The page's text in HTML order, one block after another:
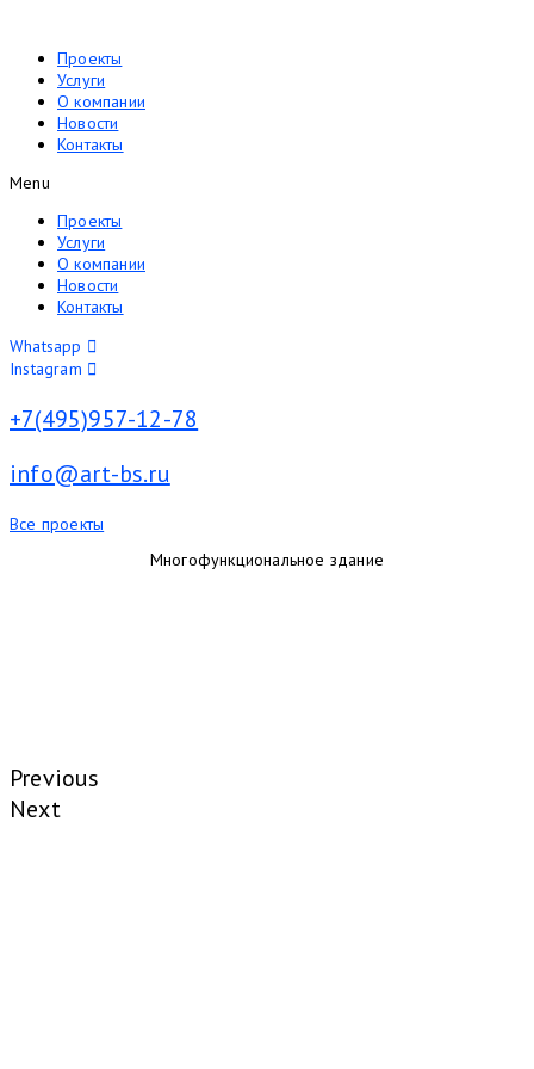
содержимому
Проекты
Услуги
О компании
Новости
Контакты
Menu
Проекты
Услуги
О компании
Новости
Контакты
Whatsapp
Instagram
+7(495)957-12-78
info@art-bs.ru
Все проекты
Многофункциональное здание
Previous
Next